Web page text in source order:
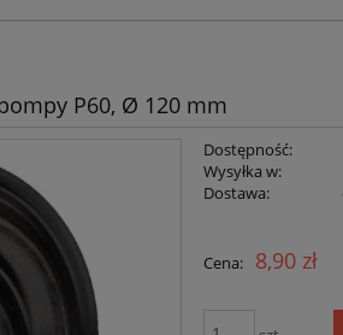
P60, Ø 120 mm
Dostępność:
Wysyłka w:
Dostawa:
Cena: 8,90 zł